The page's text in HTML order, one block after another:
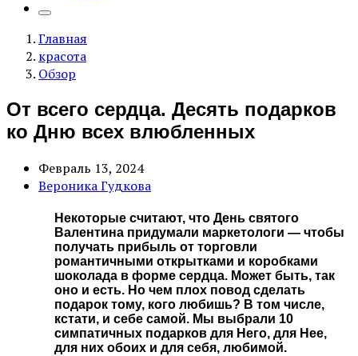
Главная
красота
Обзор
От всего сердца. Десять подарков
ко Дню всех влюбленных
Февраль 13, 2024
Вероника Гудкова
Некоторые считают, что День святого
Валентина придумали маркетологи — чтобы
получать прибыль от торговли
романтичными открытками и коробками
шоколада в форме сердца. Может быть, так
оно и есть. Но чем плох повод сделать
подарок тому, кого любишь? В том числе,
кстати, и себе самой. Мы выбрали 10
симпатичных подарков для Него, для Нее,
для них обоих и для себя, любимой.